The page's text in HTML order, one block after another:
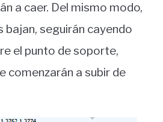
a caer. Del mismo modo,
bajan, seguirán cayendo
el punto de soporte,
comenzarán a subir de